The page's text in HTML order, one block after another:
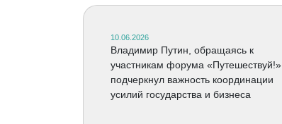
10.06.2026
Владимир Путин, обращаясь к
участникам форума «Путешествуй!»,
подчеркнул важность координации
усилий государства и бизнеса